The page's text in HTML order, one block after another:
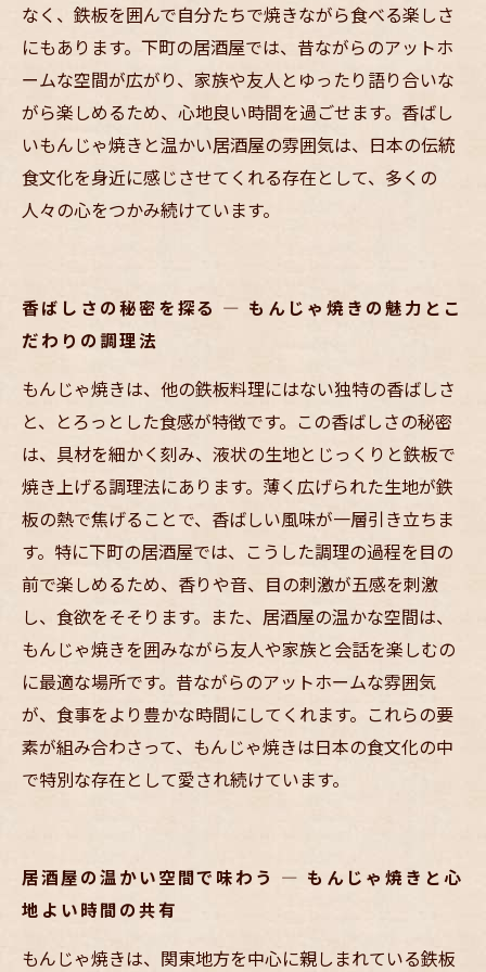
なく、鉄板を囲んで自分たちで焼きながら食べる楽しさ
にもあります。下町の居酒屋では、昔ながらのアットホ
ームな空間が広がり、家族や友人とゆったり語り合いな
がら楽しめるため、心地良い時間を過ごせます。香ばし
いもんじゃ焼きと温かい居酒屋の雰囲気は、日本の伝統
食文化を身近に感じさせてくれる存在として、多くの
人々の心をつかみ続けています。
香ばしさの秘密を探る — もんじゃ焼きの魅力とこ
だわりの調理法
もんじゃ焼きは、他の鉄板料理にはない独特の香ばしさ
と、とろっとした食感が特徴です。この香ばしさの秘密
は、具材を細かく刻み、液状の生地とじっくりと鉄板で
焼き上げる調理法にあります。薄く広げられた生地が鉄
板の熱で焦げることで、香ばしい風味が一層引き立ちま
す。特に下町の居酒屋では、こうした調理の過程を目の
前で楽しめるため、香りや音、目の刺激が五感を刺激
し、食欲をそそります。また、居酒屋の温かな空間は、
もんじゃ焼きを囲みながら友人や家族と会話を楽しむの
に最適な場所です。昔ながらのアットホームな雰囲気
が、食事をより豊かな時間にしてくれます。これらの要
素が組み合わさって、もんじゃ焼きは日本の食文化の中
で特別な存在として愛され続けています。
居酒屋の温かい空間で味わう — もんじゃ焼きと心
地よい時間の共有
もんじゃ焼きは、関東地方を中心に親しまれている鉄板